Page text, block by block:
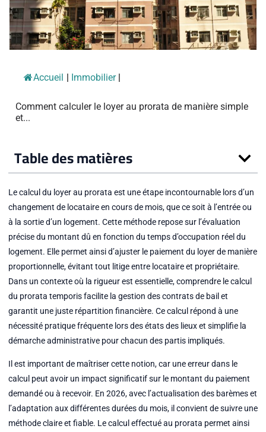
Accueil Immobilier
Comment calculer le loyer au prorata de manière simple
et...
Table des matières
Le calcul du loyer au prorata est une étape incontournable lors d’un
changement de locataire en cours de mois, que ce soit à l’entrée ou
à la sortie d’un logement. Cette méthode repose sur l’évaluation
précise du montant dû en fonction du temps d’occupation réel du
logement. Elle permet ainsi d’ajuster le paiement du loyer de manière
proportionnelle, évitant tout litige entre locataire et propriétaire.
Dans un contexte où la rigueur est essentielle, comprendre le calcul
du prorata temporis facilite la gestion des contrats de bail et
garantit une juste répartition financière. Ce calcul répond à une
nécessité pratique fréquente lors des états des lieux et simplifie la
démarche administrative pour chacun des partis impliqués.
Il est important de maîtriser cette notion, car une erreur dans le
calcul peut avoir un impact significatif sur le montant du paiement
demandé ou à recevoir. En 2026, avec l’actualisation des barèmes et
l’adaptation aux différentes durées du mois, il convient de suivre une
méthode claire et fiable. Le calcul effectué au prorata permet ainsi